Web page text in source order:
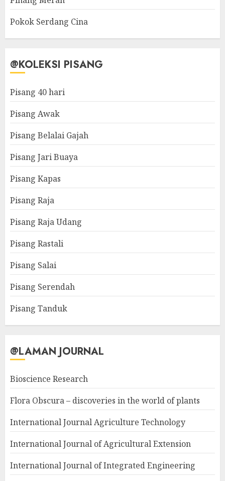
Pokok Serdang Cina
@KOLEKSI PISANG
Pisang 40 hari
Pisang Awak
Pisang Belalai Gajah
Pisang Jari Buaya
Pisang Kapas
Pisang Raja
Pisang Raja Udang
Pisang Rastali
Pisang Salai
Pisang Serendah
Pisang Tanduk
@LAMAN JOURNAL
Bioscience Research
Flora Obscura – discoveries in the world of plants
International Journal Agriculture Technology
International Journal of Agricultural Extension
International Journal of Integrated Engineering